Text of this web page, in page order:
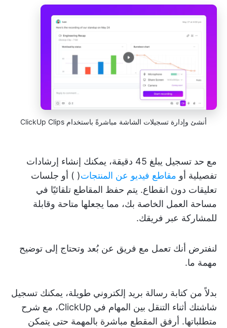
أنشئ وإدارة تسجيلات الشاشة مباشرةً باستخدام ClickUp Clips
مع حد تسجيل يبلغ 45 دقيقة، يمكنك إنشاء إرشادات
تفصيلية أو مقاطع فيديو عن المنتجات( ) أو جلسات
تعليقات دون انقطاع. يتم حفظ المقاطع تلقائيًا في
مساحة العمل الخاصة بك، مما يجعلها متاحة وقابلة
للمشاركة عبر فريقك.
لنفترض أنك تعمل مع فريق عن بُعد وتحتاج إلى توضيح
مهمة ما.
بدلاً من كتابة رسالة بريد إلكتروني طويلة، يمكنك تسجيل
شاشتك أثناء التنقل بين المهام في ClickUp، مع شرح
متطلباتها. أرفق المقطع مباشرة بالمهمة حتى يتمكن